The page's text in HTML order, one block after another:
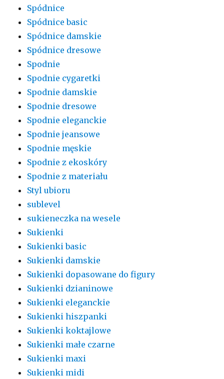
Spódnice
Spódnice basic
Spódnice damskie
Spódnice dresowe
Spodnie
Spodnie cygaretki
Spodnie damskie
Spodnie dresowe
Spodnie eleganckie
Spodnie jeansowe
Spodnie męskie
Spodnie z ekoskóry
Spodnie z materiału
Styl ubioru
sublevel
sukieneczka na wesele
Sukienki
Sukienki basic
Sukienki damskie
Sukienki dopasowane do figury
Sukienki dzianinowe
Sukienki eleganckie
Sukienki hiszpanki
Sukienki koktajlowe
Sukienki małe czarne
Sukienki maxi
Sukienki midi